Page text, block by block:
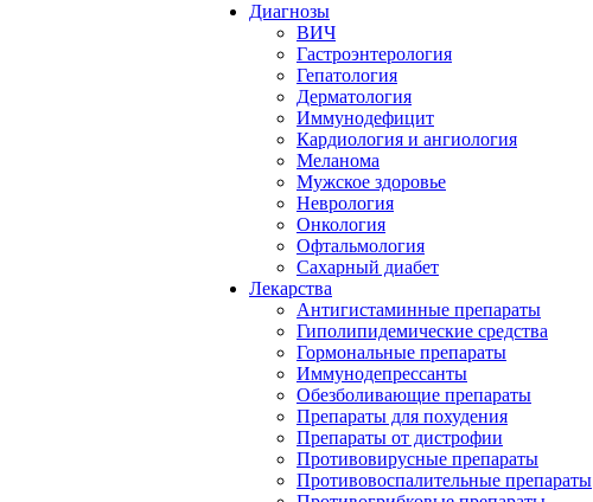
Диагнозы
ВИЧ
Гастроэнтерология
Гепатология
Дерматология
Иммунодефицит
Кардиология и ангиология
Меланома
Мужское здоровье
Неврология
Онкология
Офтальмология
Сахарный диабет
Лекарства
Антигистаминные препараты
Гиполипидемические средства
Гормональные препараты
Иммунодепрессанты
Обезболивающие препараты
Препараты для похудения
Препараты от дистрофии
Противовирусные препараты
Противовоспалительные препараты